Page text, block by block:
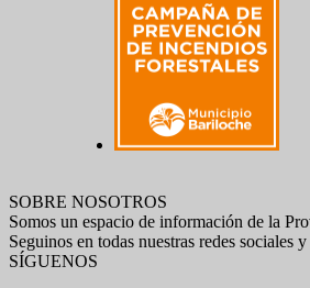
SOBRE NOSOTROS
Somos un espacio de información de la
Seguinos en todas nuestras redes sociales
SÍGUENOS